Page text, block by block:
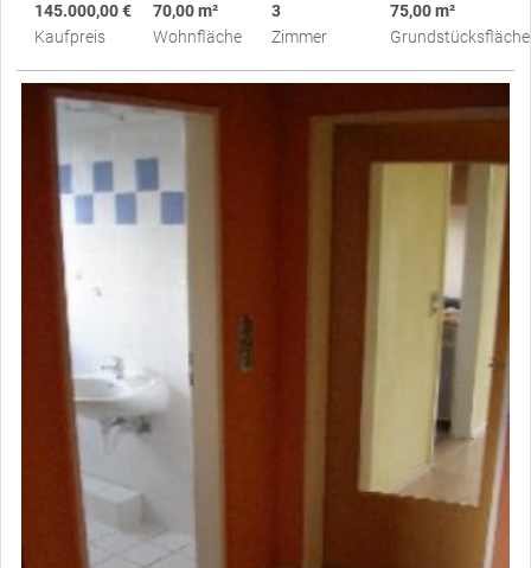
145.000,00 €
Kaufpreis
70,00 m²
Wohnfläche
3
Zimmer
75,00 m²
Grundstücksfläche